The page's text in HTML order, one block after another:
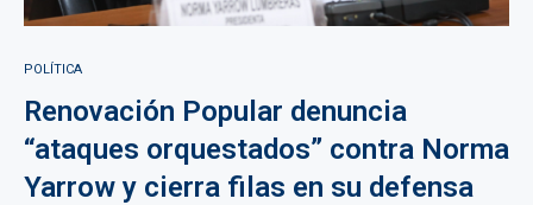
POLÍTICA
Renovación Popular denuncia
“ataques orquestados” contra Norma
Yarrow y cierra filas en su defensa